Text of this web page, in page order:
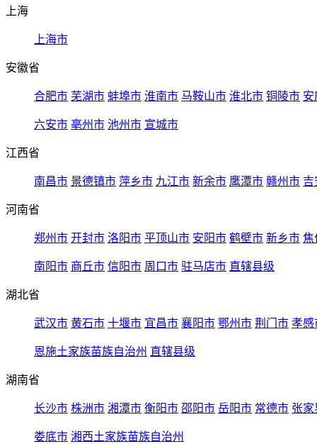
上海
上海市
安徽省
合肥市 芜湖市 蚌埠市 淮南市 马鞍山市 淮北市 铜陵市 安
六安市 亳州市 池州市 宣城市
江西省
南昌市 景德镇市 萍乡市 九江市 新余市 鹰潭市 赣州市 吉
河南省
郑州市 开封市 洛阳市 平顶山市 安阳市 鹤壁市 新乡市 焦
南阳市 商丘市 信阳市 周口市 驻马店市 直辖县级
湖北省
武汉市 黄石市 十堰市 宜昌市 襄阳市 鄂州市 荆门市 孝感
恩施土家族苗族自治州 直辖县级
湖南省
长沙市 株洲市 湘潭市 衡阳市 邵阳市 岳阳市 常德市 张家
娄底市 湘西土家族苗族自治州